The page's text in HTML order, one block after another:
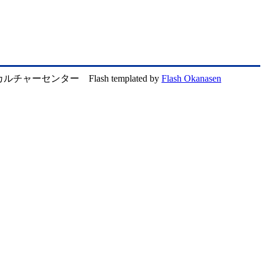
チャーセンター Flash templated by Flash Okanasen